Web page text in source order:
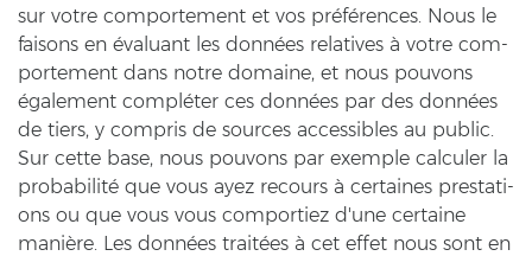
sur votre com­porte­ment et vos préférences. Nous le
fai­sons en évaluant les données re­la­ti­ves à votre com­
porte­ment dans notre do­maine, et nous pou­vons
également compléter ces données par des données
de tiers, y com­pris de sources ac­ces­si­bles au pu­blic.
Sur cette base, nous pou­vons par ex­emp­le cal­cu­ler la
probabilité que vous ayez re­cours à cer­tai­nes pre­sta­ti­
ons ou que vous vous com­por­tiez d'une cer­taine
manière. Les données traitées à cet effet nous sont en